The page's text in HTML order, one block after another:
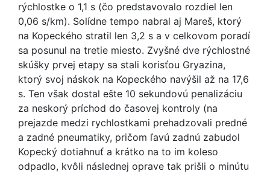
rýchlostke o 1,1 s (čo predstavovalo rozdiel len
0,06 s/km). Solídne tempo nabral aj Mareš, ktorý
na Kopeckého stratil len 3,2 s a v celkovom poradí
sa posunul na tretie miesto. Zvyšné dve rýchlostné
skúšky prvej etapy sa stali korisťou Gryazina,
ktorý svoj náskok na Kopeckého navýšil až na 17,6
s. Ten však dostal ešte 10 sekundovú penalizáciu
za neskorý príchod do časovej kontroly (na
prejazde medzi rychlostkami prehadzovali predné
a zadné pneumatiky, pričom ľavú zadnú zabudol
Kopecký dotiahnuť a krátko na to im koleso
odpadlo, kvôli následnej oprave tak prišli o minútu